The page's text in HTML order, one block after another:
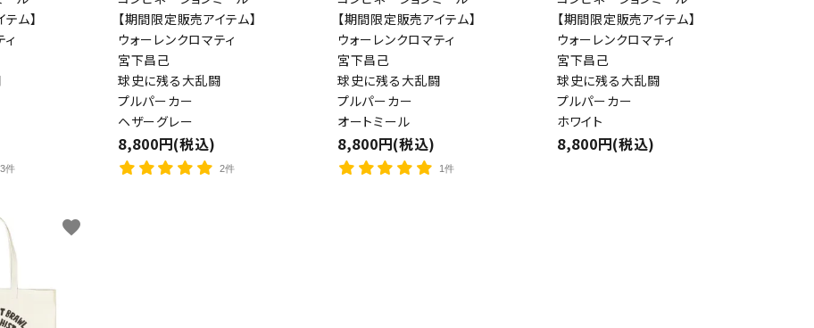
ム】
3件
【期間限定販売アイテム】
ウォーレンクロマティ
宮下昌己
球史に残る大乱闘
プルパーカー
ヘザーグレー
8,800円(税込)
2件
【期間限定販売アイテム】
ウォーレンクロマティ
宮下昌己
球史に残る大乱闘
プルパーカー
オートミール
8,800円(税込)
1件
【期間限定販売アイテム】
ウォーレンクロマティ
宮下昌己
球史に残る大乱闘
プルパーカー
ホワイト
8,800円(税込)
favorite
ード
リー
close